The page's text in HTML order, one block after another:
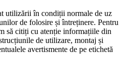
utilizării în condiții normale de uz
de folosire și întreținere. Pentru
să citiți cu atenție informațiile din
de utilizare, montaj și
avertismente de pe etichetă